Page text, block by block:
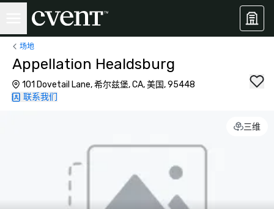
场地
Appellation Healdsburg
101 Dovetail Lane, 希尔兹堡, CA, 美国, 95448
联系我们
三维